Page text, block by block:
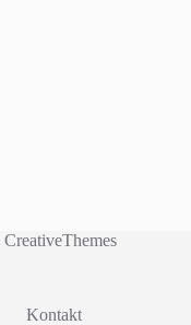
CreativeThemes
Kontakt